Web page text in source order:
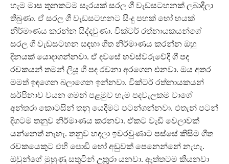
හැම මාස තුනකටම සැරයක් සරල ගී වැඩසටහනක් ලබාදීලා
තිබුණා. ඒ සරල ගී වැඩසටහනට සිංදු පහක් හෝ හයක්
නිර්මාණය කරන්න සිද්දවුණා. වික්ටර් රත්නායකයන්ගේ
සරල ගී වැඩසටහන සඳහා ගීත නිර්මාණය කරන්න ඔහු
දිනයක් යොදාගන්නවා. ඒ දවසේ හවස්වරුවේදී ගී පද
රචකයන් තමන් ලියූ ගී පද රචනා අරගෙන එනවා. ඔය අතර
මමත් ඉඳගෙන බලාගෙන ඉන්නවා. වික්ටර් රත්නායකයන්
සර්පිනාව වයන ගමන් පළමුව හැම පදවැලකම වාගේ
අන්තරා කොටසින් තනු යෙදීමට පටන්ගන්නවා. එතැන් පටන්
දිගටම තනුව නිර්මාණය කරනවා. ඒකට වැඩි වෙලාවක්
යන්නෙත් නැහැ. තනුව හදලා ඉවරවුණාට පස්සේ කිසිම ගීත
රචකයෙකුට එහි පොඩි හෝ අඩුවක් පෙනෙන්නේ නැහැ.
ඔවුන්ගේ මුහුණු සතුටින් උතුුරා යනවා. ඇත්තටම කියනවා